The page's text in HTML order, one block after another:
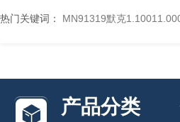
热门关键词： MN91319默克
产品分类